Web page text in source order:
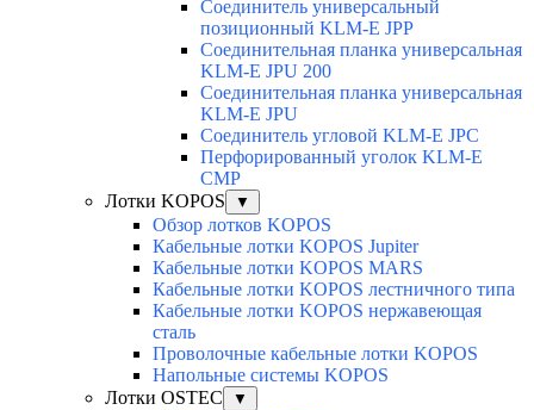
Соединитель универсальный
позиционный KLM-E JPP
Соединительная планка универсальная
KLM-E JPU 200
Соединительная планка универсальная
KLM-E JPU
Соединитель угловой KLM-E JPC
Перфорированный уголок KLM-E
CMP
Лотки KOPOS
▼
Обзор лотков KOPOS
Кабельные лотки KOPOS Jupiter
Кабельные лотки KOPOS MARS
Кабельные лотки KOPOS лестничного типа
Кабельные лотки KOPOS нержавеющая
сталь
Проволочные кабельные лотки KOPOS
Напольные системы KOPOS
Лотки OSTEC
▼